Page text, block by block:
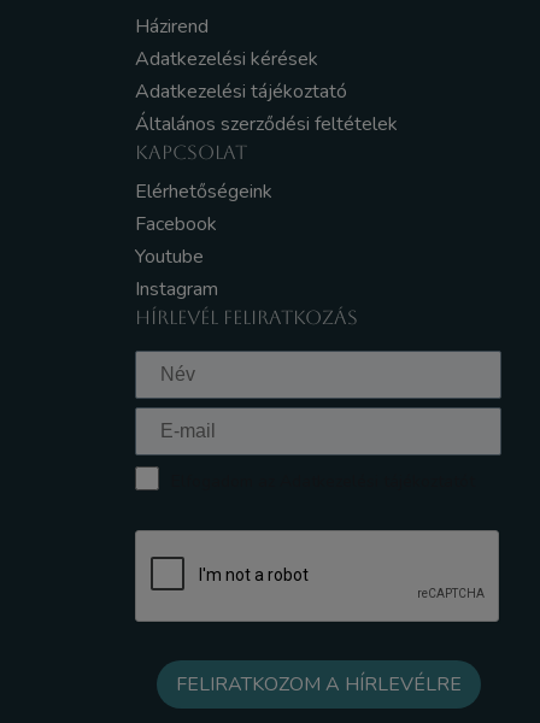
Házirend
Adatkezelési kérések
Adatkezelési tájékoztató
Általános szerződési feltételek
KAPCSOLAT
Elérhetőségeink
Facebook
Youtube
Instagram
HÍRLEVÉL FELIRATKOZÁS